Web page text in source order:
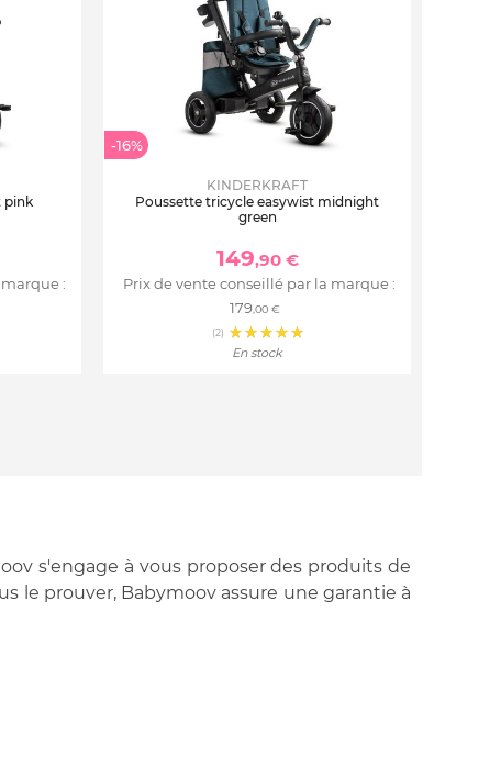
pink
:
-16%
KINDERKRAFT
Poussette tricycle easywist midnight
green
149,90 €
Prix de vente conseillé par la marque :
179,00 €
(2)
En stock
s'engage à vous proposer des produits de
le prouver, Babymoov assure une garantie à